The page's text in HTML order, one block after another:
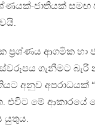
ජාතියක් සමඟ
ප්‍රශ්ණය ආගමික හා
ගැනීමට
අනුව අපරාධයක්
එවිට මේ ආකාරයේ
යුතුය.